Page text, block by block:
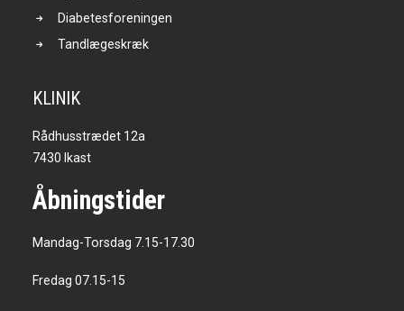
Diabetesforeningen
Tandlægeskræk
KLINIK
Rådhusstrædet 12a
7430 Ikast
Åbningstider
Mandag-Torsdag 7.15-17.30
Fredag 07.15-15